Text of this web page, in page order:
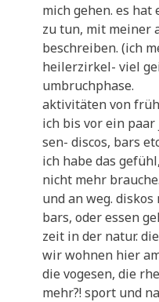
mich gehen. es
zu tun, mit mei­ner
beschrei­ben. (ich
hei­ler­zir­kel- viel
umbruchphase.
akti­vi­tä­ten von
ich bis vor ein
sen- dis­cos, bars
ich habe das
nicht mehr
und an weg.
bars, oder essen
zeit in der natur.
wir woh­nen hier
die voge­sen, die
mehr?! sport und